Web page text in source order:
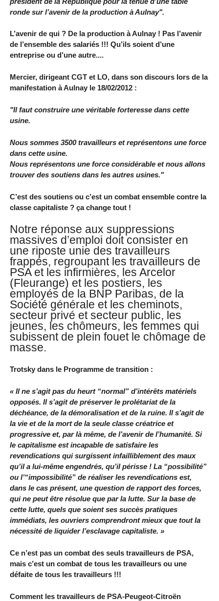
ronde sur l’avenir de la production à Aulnay".
L’avenir de qui ? De la production à Aulnay ! Pas l’avenir
de l’ensemble des salariés !!! Qu’ils soient d’une
entreprise ou d’une autre....
Mercier, dirigeant CGT et LO, dans son discours lors de la
manifestation à Aulnay le 18/02/2012 :
"Il faut construire une véritable forteresse dans cette
usine.
Nous sommes 3500 travailleurs et représentons une force
dans cette usine.
Nous représentons une force considérable et nous allons
trouver des soutiens dans les autres usines."
C’est des soutiens ou c’est un combat ensemble contre la
classe capitaliste ? ça change tout !
Notre réponse aux suppressions
massives d’emploi doit consister en
une riposte unie des travailleurs
frappés, regroupant les travailleurs de
PSA et les infirmières, les Arcelor
(Fleurange) et les postiers, les
employés de la BNP Paribas, de la
Société générale et les cheminots,
secteur privé et secteur public, les
jeunes, les chômeurs, les femmes qui
subissent de plein fouet le chômage de
masse.
Trotsky dans le Programme de transition :
« Il ne s’agit pas du heurt “normal” d’intérêts matériels
opposés. Il s’agit de préserver le prolétariat de la
déchéance, de la démoralisation et de la ruine. Il s’agit de
la vie et de la mort de la seule classe créatrice et
progressive et, par là même, de l’avenir de l’humanité. Si
le capitalisme est incapable de satisfaire les
revendications qui surgissent infailliblement des maux
qu’il a lui-même engendrés, qu’il périsse ! La “possibilité”
ou l’“impossibilité” de réaliser les revendications est,
dans le cas présent, une question de rapport des forces,
qui ne peut être résolue que par la lutte. Sur la base de
cette lutte, quels que soient ses succès pratiques
immédiats, les ouvriers comprendront mieux que tout la
nécessité de liquider l’esclavage capitaliste. »
Ce n’est pas un combat des seuls travailleurs de PSA,
mais c’est un combat de tous les travailleurs ou une
défaite de tous les travailleurs !!!
Comment les travailleurs de PSA-Peugeot-Citroën